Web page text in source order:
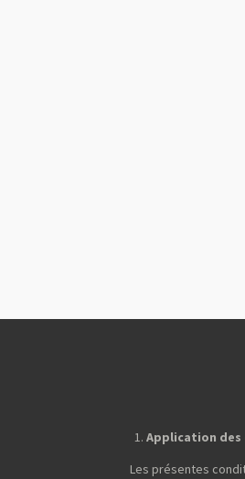
Application des
Les présentes